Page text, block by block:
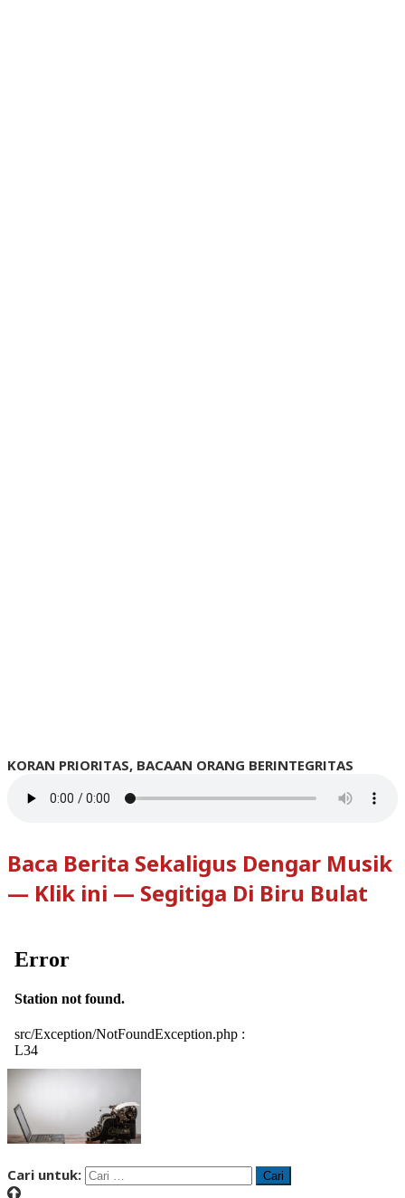
KORAN PRIORITAS, BACAAN ORANG BERINTEGRITAS
Baca Berita Sekaligus Dengar Musik
— Klik ini — Segitiga Di Biru Bulat
Cari untuk: